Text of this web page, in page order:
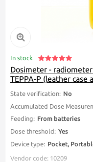
Dosimeter -
TEPPA-P (leather case
State verification: No
Accumulated Dose
Feeding: From batteries
Dose threshold: Yes
Device type:
Pocket,
Vendor code: 10209
$574.55